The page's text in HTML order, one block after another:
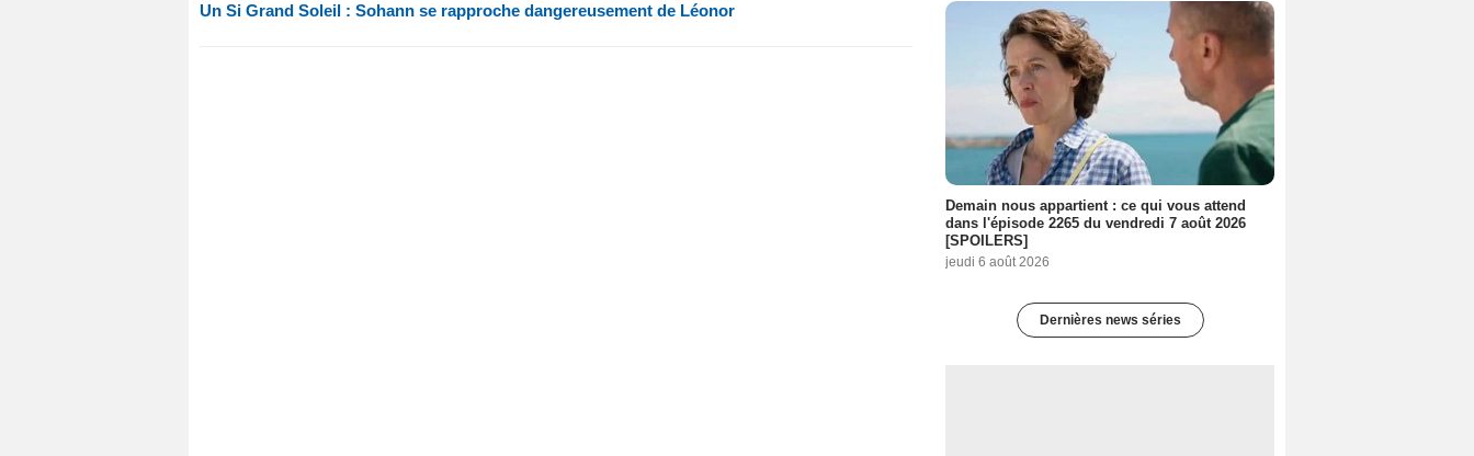
Un Si Grand Soleil : Sohann se rapproche dangereusement de Léonor
Demain nous appartient : ce qui vous attend
dans l'épisode 2265 du vendredi 7 août 2026
[SPOILERS]
jeudi 6 août 2026
Dernières news séries